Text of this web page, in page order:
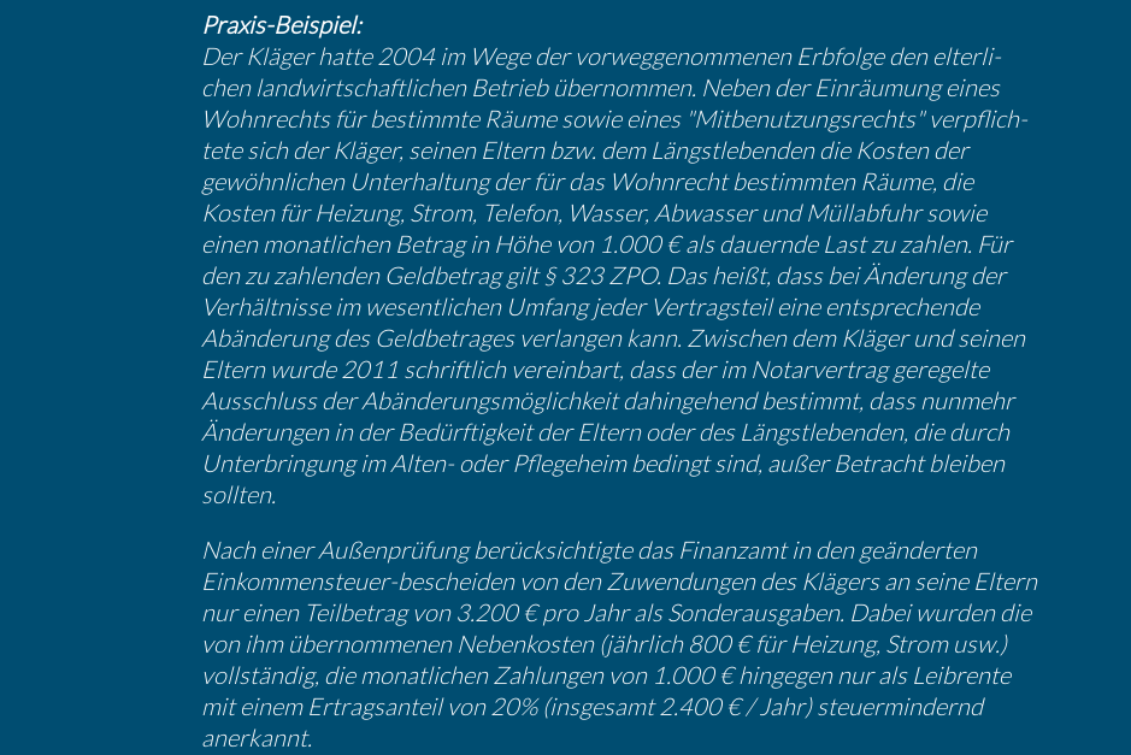
Praxis-Beispiel:
Der Kläger hatte 2004 im Wege der vorweg­ge­nom­menen Erbfolge den elter­li­
chen landwirt­schaft­li­chen Betrieb übernommen. Neben der Einräu­mung eines
Wohnrechts für bestimmte Räume sowie eines "Mitbe­nut­zungs­rechts" verpflich­
tete sich der Kläger, seinen Eltern bzw. dem Längst­le­benden die Kosten der
gewöhn­li­chen Unter­hal­tung der für das Wohnrecht bestimmten Räume, die
Kosten für Heizung, Strom, Telefon, Wasser, Abwasser und Müllab­fuhr sowie
einen monat­li­chen Betrag in Höhe von 1.000 € als dauernde Last zu zahlen. Für
den zu zahlenden Geldbe­trag gilt § 323 ZPO. Das heißt, dass bei Änderung der
Verhält­nisse im wesent­li­chen Umfang jeder Vertrags­teil eine entspre­chende
Abände­rung des Geldbe­trages verlangen kann. Zwischen dem Kläger und seinen
Eltern wurde 2011 schrift­lich verein­bart, dass der im Notar­ver­trag geregelte
Ausschluss der Abände­rungs­mög­lich­keit dahin­ge­hend bestimmt, dass nunmehr
Änderungen in der Bedürf­tig­keit der Eltern oder des Längst­le­benden, die durch
Unter­brin­gung im Alten- oder Pflege­heim bedingt sind, außer Betracht bleiben
sollten.
Nach einer Außen­prü­fung berück­sich­tigte das Finanzamt in den geänderten
Einkom­men­steuer-bescheiden von den Zuwen­dungen des Klägers an seine Eltern
nur einen Teilbe­trag von 3.200 € pro Jahr als Sonder­aus­gaben. Dabei wurden die
von ihm übernom­menen Neben­kosten (jährlich 800 € für Heizung, Strom usw.)
vollständig, die monat­li­chen Zahlungen von 1.000 € hingegen nur als Leibrente
mit einem Ertrags­an­teil von 20% (insge­samt 2.400 € / Jahr) steuer­min­dernd
anerkannt.